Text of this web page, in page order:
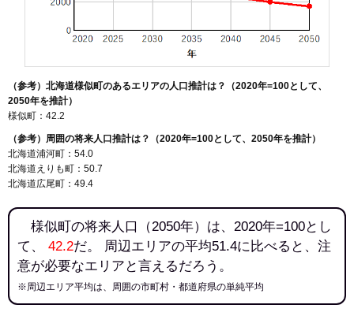
（参考）北海道様似町のあるエリアの人口推計は？（2020年=100として、
2050年を推計）
様似町：42.2
（参考）周囲の将来人口推計は？（2020年=100として、2050年を推計）
北海道浦河町：54.0
北海道えりも町：50.7
北海道広尾町：49.4
様似町の将来人口（2050年）は、2020年=100とし
て、 42.2だ。 周辺エリアの平均51.4に比べると、注
意が必要なエリアと言えるだろう。
※周辺エリア平均は、周囲の市町村・都道府県の単純平均